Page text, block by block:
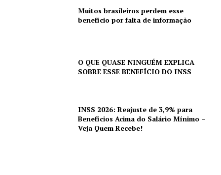
Muitos brasileiros perdem esse
benefício por falta de informação
O QUE QUASE NINGUÉM EXPLICA
SOBRE ESSE BENEFÍCIO DO INSS
INSS 2026: Reajuste de 3,9% para
Benefícios Acima do Salário Mínimo –
Veja Quem Recebe!